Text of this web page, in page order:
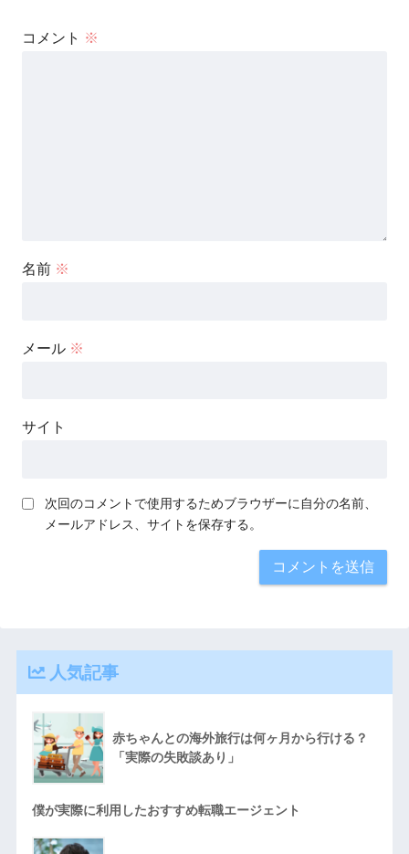
コメント ※
名前 ※
メール ※
サイト
次回のコメントで使用するためブラウザーに自分の名前、
メールアドレス、サイトを保存する。
人気記事
赤ちゃんとの海外旅行は何ヶ月から行ける？
「実際の失敗談あり」
僕が実際に利用したおすすめ転職エージェント